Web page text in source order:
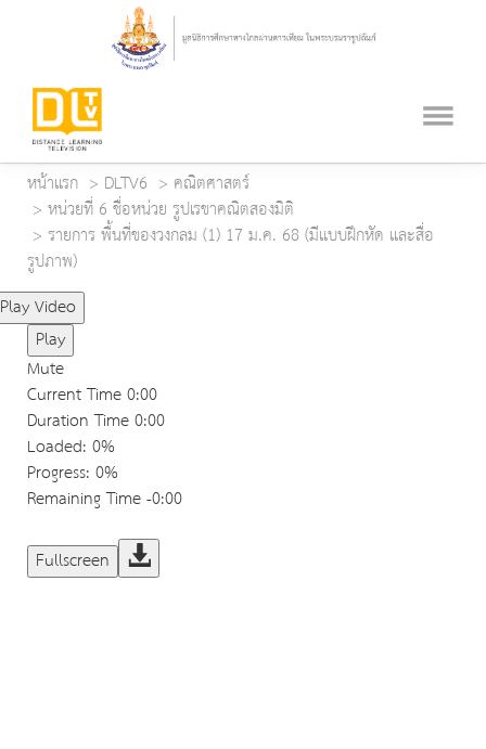
หน้าแรก DLTV6
คณิตศาสตร์
หน่วยที่ 6 ชื่อหน่วย รูปเรขาคณิตสองมิติ
รายการ พื้นที่ของวงกลม (1) 17 ม.ค. 68 (มีแบบฝึกหัด และสื่อ
รูปภาพ)
Play Video
Play
Mute
Current Time0:00
Duration Time0:00
Loaded: 0%
Progress: 0%
Remaining Time-0:00
Fullscreen